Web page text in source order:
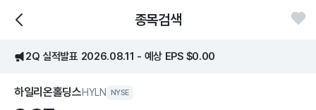
종목검색
2Q 실적발표 2026.08.11 - 예상 EPS $0.00
하일리온홀딩스HYLN NYSE